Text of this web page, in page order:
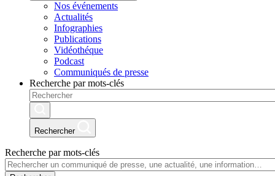
Nos événements
Actualités
Infographies
Publications
Vidéothéque
Podcast
Communiqués de presse
Recherche par mots-clés
Rechercher
Recherche par mots-clés